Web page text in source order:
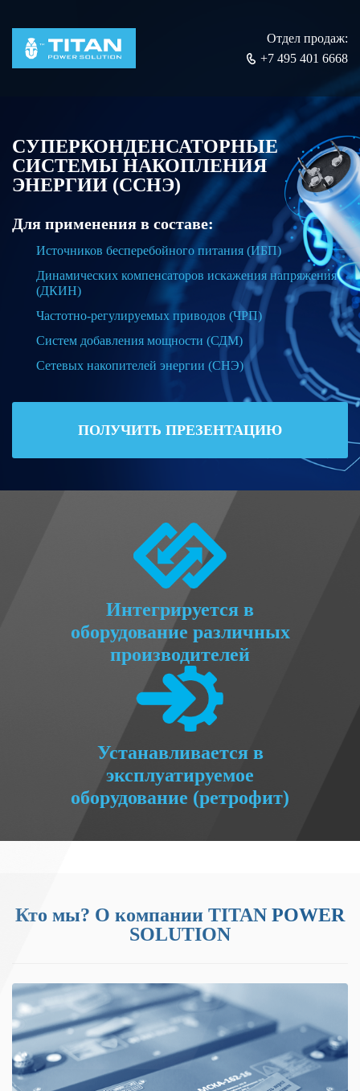
Отдел продаж:
+7 495 401 6668
СУПЕРКОНДЕНСАТОРНЫЕ
СИСТЕМЫ НАКОПЛЕНИЯ
ЭНЕРГИИ (ССНЭ)
Для применения в составе:
Источников бесперебойного питания (ИБП)
Динамических компенсаторов искажения напряжения
(ДКИН)
Частотно-регулируемых приводов (ЧРП)
Систем добавления мощности (СДМ)
Сетевых накопителей энергии (СНЭ)
ПОЛУЧИТЬ ПРЕЗЕНТАЦИЮ
Интегрируется в
оборудование различных
производителей
Устанавливается в
эксплуатируемое
оборудование (ретрофит)
Кто мы? О компании TITAN POWER
SOLUTION